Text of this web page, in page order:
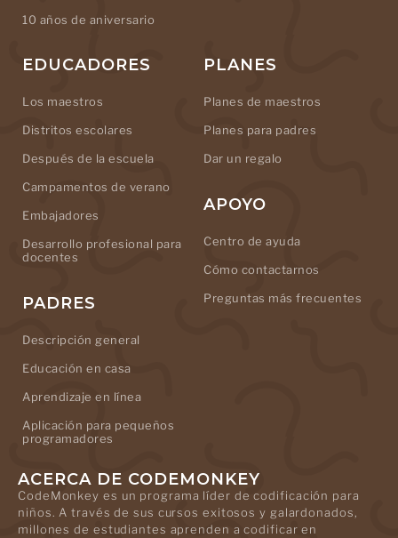
10 años de aniversario
EDUCADORES
Los maestros
Distritos escolares
Después de la escuela
Campamentos de verano
Embajadores
Desarrollo profesional para
docentes
PADRES
Descripción general
Educación en casa
Aprendizaje en línea
Aplicación para pequeños
programadores
PLANES
Planes de maestros
Planes para padres
Dar un regalo
APOYO
Centro de ayuda
Cómo contactarnos
Preguntas más frecuentes
ACERCA DE CODEMONKEY
CodeMonkey es un programa líder de codificación para
niños. A través de sus cursos exitosos y galardonados,
millones de estudiantes aprenden a codificar en